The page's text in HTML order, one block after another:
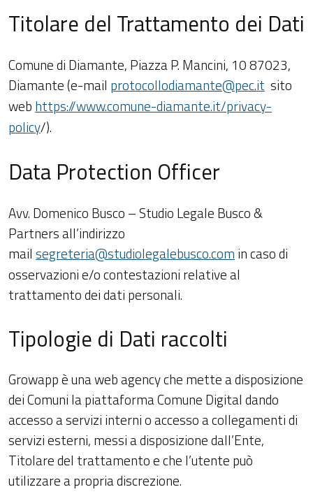
Titolare del Trattamento dei Dati
Comune di Diamante, Piazza P. Mancini, 10 87023,
Diamante (e-mail protocollodiamante@pec.it sito
web https://www.comune-diamante.it/privacy-
policy/).
Data Protection Officer
Avv. Domenico Busco – Studio Legale Busco &
Partners all’indirizzo
mail segreteria@studiolegalebusco.com in caso di
osservazioni e/o contestazioni relative al
trattamento dei dati personali.
Tipologie di Dati raccolti
Growapp è una web agency che mette a disposizione
dei Comuni la piattaforma Comune Digital dando
accesso a servizi interni o accesso a collegamenti di
servizi esterni, messi a disposizione dall’Ente,
Titolare del trattamento e che l’utente può
utilizzare a propria discrezione.